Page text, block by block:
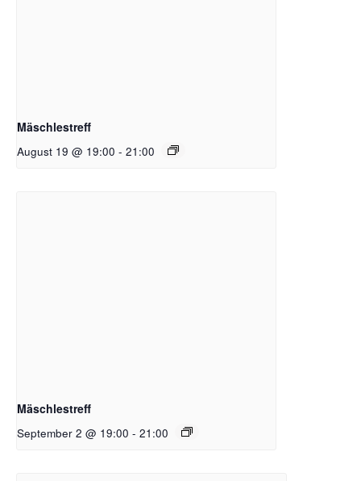
Mäschlestreff
August 19 @ 19:00 - 21:00
Mäschlestreff
September 2 @ 19:00 - 21:00